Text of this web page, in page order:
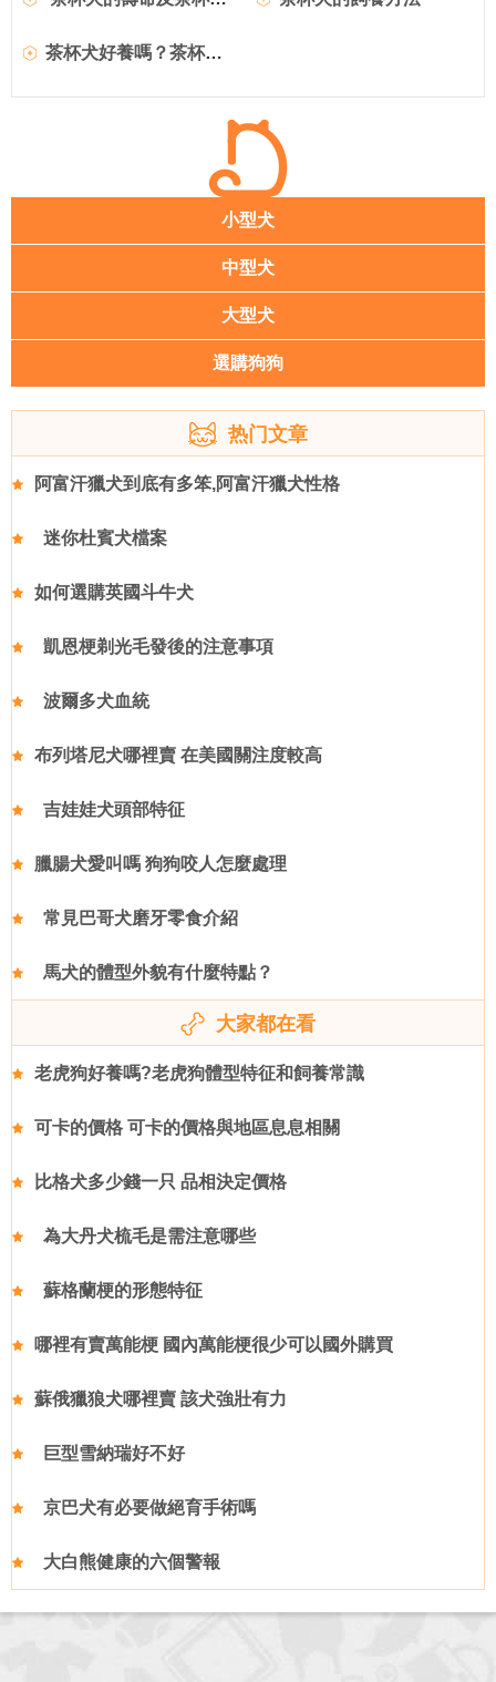
茶杯犬好養嗎？茶杯犬該如何飼養？
小型犬
中型犬
大型犬
選購狗狗
热门文章
阿富汗獵犬到底有多笨,阿富汗獵犬性格
迷你杜賓犬檔案
如何選購英國斗牛犬
凱恩梗剃光毛發後的注意事項
波爾多犬血統
布列塔尼犬哪裡賣 在美國關注度較高
吉娃娃犬頭部特征
臘腸犬愛叫嗎 狗狗咬人怎麼處理
常見巴哥犬磨牙零食介紹
馬犬的體型外貌有什麼特點？
大家都在看
老虎狗好養嗎?老虎狗體型特征和飼養常識
可卡的價格 可卡的價格與地區息息相關
比格犬多少錢一只 品相決定價格
為大丹犬梳毛是需注意哪些
蘇格蘭梗的形態特征
哪裡有賣萬能梗 國內萬能梗很少可以國外購買
蘇俄獵狼犬哪裡賣 該犬強壯有力
巨型雪納瑞好不好
京巴犬有必要做絕育手術嗎
大白熊健康的六個警報